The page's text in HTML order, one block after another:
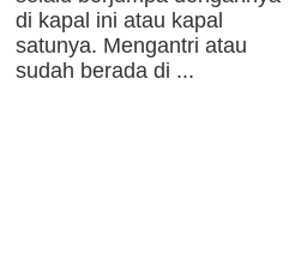
di kapal ini atau kapal
satunya. Mengantri atau
sudah berada di ...